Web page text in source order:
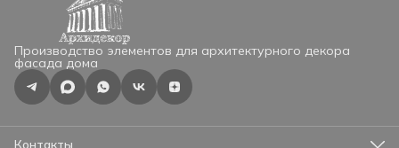
Производство элементов для архитектурного декора
фасада дома
Контакты